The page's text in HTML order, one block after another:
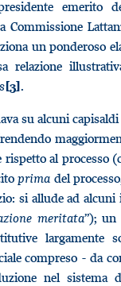
emerito
Commissione
un ponderoso
relazione
[3].
su alcuni
al processo
prima del
si allude ad
meritata”); un
largamente
compreso - da
nel